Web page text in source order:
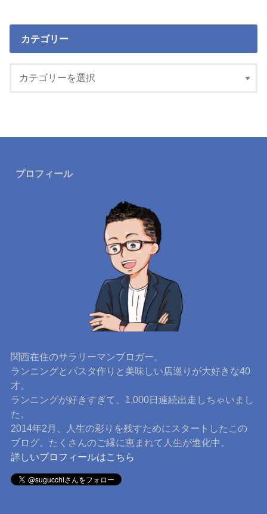
カテゴリー
プロフィール
関西在住のサラリーマンブロガー。
ランニングとパスタ作りと美味しい店巡りが大好きな40
才。
ランニングが好きすぎて、1,000日連続出走しちゃいまし
た。
2014年2月、人生の彩りを残すためにスタートしたこの
ブログ。たくさんのご縁に恵まれて人生が進化中。
詳しいプロフィールはこちら